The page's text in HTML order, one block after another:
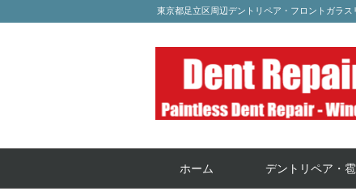
東京都足立区周辺デントリペア・フロントガラス
ホーム デントリペア・